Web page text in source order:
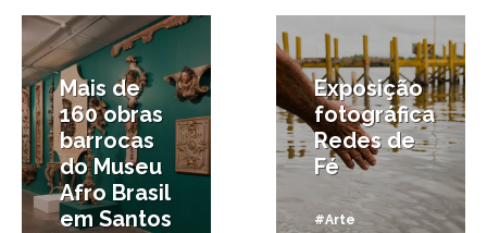
Publicar no Facebook
Publicar no X
Mais de
160 obras
barrocas
do Museu
Afro Brasil
em Santos
Exposição
fotográfica
Redes de
Fé
#Arte